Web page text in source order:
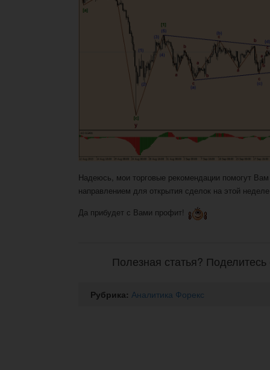
Надеюсь, мои торговые рекомендации помогут
направлением для открытия сделок на этой
Да прибудет с Вами профит!
Полезная статья?
Рубрика: Аналитика Форекс